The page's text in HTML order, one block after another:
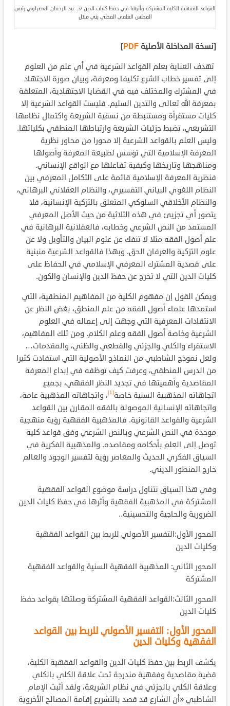
القواعد الفقهية الكلية المشتركة وأثرها في حفظ كليات الدين /ذ. عبد الرحمان العضراوي رئيس
المجلس العلمي المحلي بني ملال
[نسخة المداخلة الأصليةPDF
]
تهدف العناية بعلم القواعد الشرعية في أي علم من العلوم
إلى تفسير خطاب الشرع تكليفا ومعرفة، وبيان صورة الاجتهاد
في المشترك والمختلف فيه في القضايا الاجتهادية، المتعلقة
بمعرفة الله تعالى والتدين السليم. فليست القواعد الشرعية إلا
كليات مستقرأة ومستنبطة من نسقية الشريعة واكتمال نظامها
التشريعي، تضبط جزئيات الشريعة وارتباطها المنطقي بكلياتها.
وليس العلم بالقواعد الشرعية إلا محورا من محاور نظرية
المعرفة الإسلامية التي تؤسس لطبيعة المعرفة وأصولها
ومناهجها وتاريخها وكيفية تفاعلها مع الواقع الإنساني.
فنظرية المعرفة الإسلامية قائمة على التكامل المعرفي بين
النظام اللغوي البياني التفسيري، والنظام العقلاني البرهاني،
والنظام الأخلاقي السلوكي المتعلق بالتزكية الإنسانية، فلا
يتصور أي تجزيئ في هذه الثلاثية من حيث الأصل المعرفي
المستمد من النص الشرعي وخطابه، فالعقلانية البرهانية في
علم أصول الفقه مثلا لا تنفك عن علوم البيان والتأويل ولا عن
علوم التزكية والعرفان الحق. وبهذا فالقواعد الشرعية منبنية
على قصدية المشترك المعرفي الإسلامي في الحفاظ على
كليات الدين التي لا تخرج عن حفظ الدين والإنسان والكون.
ويمكن القول إن مفهوم الكلية من المفاهيم المنطقية، التي
استمدها علماء أصول الفقه من علم المنطق، بغض النظر عن
الانتقادات المعرفية التي وجهت إلى إعماله في العلوم
الشرعية وخاصة أصول الفقه وعلم الكلام. ومن تلك المفاهيم،
الاستقراء والكلي والجزئي والقطعي والظني، والمقدمات…
ولعل نموذج الشاطبي من النماذج الأصولية التي استفادت كثيرا
من الدرس المنطقي، وعرفت كيف توظفه في إبداع المعرفة
المقاصدية وأهميتها في تجديد النظر الفقهي، بجميع
اتجاهاته المذهبية السنية خاصة[1]
، واتجاهاته المذهبية عامة،
واتجاهاته الإنسانية الموصولة بالفقه المقارن بين القواعد
الشرعية والقواعد القانونية. فالمذهبية الفقهية رؤية منهجية
موحدة في النص الشرعي وبالنص الشرعي وفق قواعد كلية
توصل إلى العلم بأحكامه ومقاصده. والمذهبية الفكرية في
السياق الفكري الحديث والمعاصر رؤية لتفسير الوجود والعالم
خارج المنظور الديني.
وفي هذا السياق نتناول دراسة موضوع القواعد الفقهية
المشتركة في المذهبية الفقهية وأثرها في حفظ كليات الدين
الضرورية والحاجية والتحسينية..
المحور الأول:التفسير الأصولي للربط بين القواعد الفقهية
وكليات الدين
المحور الثاني: المذهبية الفقهية السنية والقواعد الفقهية
المشتركة
المحور الثالث:القواعد الفقهية المشتركة وصلتها بقواعد حفظ
كليات الدين
المحور الأول: التفسير الأصولي للربط بين القواعد
الفقهية وكليات الدين
يكشف الربط بين حفظ كليات الدين والقواعد الفقهية الكلية،
قضية مقاصدية وفقهية مندرجة تحت علاقة الكلي بالكلي
وعلاقة الكلي بالجزئي في نظام الشريعة، ولقد أثبت الإمام
الشاطبي «أن الشارع قد قصد بالتشريع إقامة المصالح الأخروية